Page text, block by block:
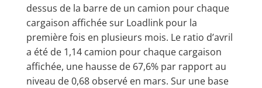
dessus de la barre de un camion pour chaque
cargaison affichée sur Loadlink pour la
première fois en plusieurs mois. Le ratio d’avril
a été de 1,14 camion pour chaque cargaison
affichée, une hausse de 67,6% par rapport au
niveau de 0,68 observé en mars. Sur une base